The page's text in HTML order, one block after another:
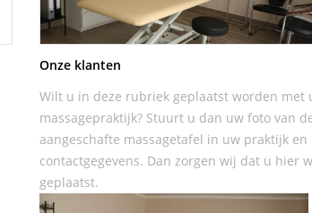
Onze klanten
Wilt u in deze rubriek geplaatst worden met
massagepraktijk? Stuurt u dan uw foto van
aangeschafte massagetafel in uw praktijk en
contactgegevens. Dan zorgen wij dat u hier
geplaatst.